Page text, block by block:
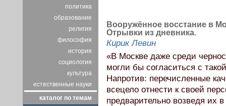
политика
образование
религия
философия
история
социология
культура
естественные науки
каталог по темам
Вооружённое восстание в
Отрывки из дневника.
Кирик Левин
«В Москве даже среди
могли бы согласиться с
Напротив: перечисленные
всецело отнести к своей
предварительно возведя